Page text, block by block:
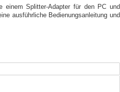
einem Splitter-Adapter für den PC und
ausführliche Bedienungsanleitung und